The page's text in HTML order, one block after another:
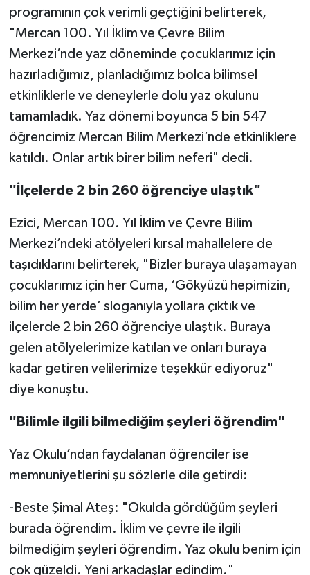
programının çok verimli geçtiğini belirterek,
"Mercan 100. Yıl İklim ve Çevre Bilim
Merkezi’nde yaz döneminde çocuklarımız için
hazırladığımız, planladığımız bolca bilimsel
etkinliklerle ve deneylerle dolu yaz okulunu
tamamladık. Yaz dönemi boyunca 5 bin 547
öğrencimiz Mercan Bilim Merkezi’nde etkinliklere
katıldı. Onlar artık birer bilim neferi" dedi.
"İlçelerde 2 bin 260 öğrenciye ulaştık"
Ezici, Mercan 100. Yıl İklim ve Çevre Bilim
Merkezi’ndeki atölyeleri kırsal mahallelere de
taşıdıklarını belirterek, "Bizler buraya ulaşamayan
çocuklarımız için her Cuma, ‘Gökyüzü hepimizin,
bilim her yerde’ sloganıyla yollara çıktık ve
ilçelerde 2 bin 260 öğrenciye ulaştık. Buraya
gelen atölyelerimize katılan ve onları buraya
kadar getiren velilerimize teşekkür ediyoruz"
diye konuştu.
"Bilimle ilgili bilmediğim şeyleri öğrendim"
Yaz Okulu’ndan faydalanan öğrenciler ise
memnuniyetlerini şu sözlerle dile getirdi:
-Beste Şimal Ateş: "Okulda gördüğüm şeyleri
burada öğrendim. İklim ve çevre ile ilgili
bilmediğim şeyleri öğrendim. Yaz okulu benim için
çok güzeldi. Yeni arkadaşlar edindim."